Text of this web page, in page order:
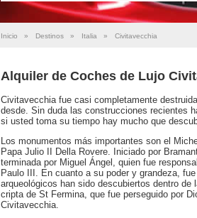
Inicio » Destinos » Italia » Civitavecchia
Alquiler de Coches de Lujo
Civitavecchia fue casi completamente
desde. Sin duda las construcciones recientes
si usted toma su tiempo hay mucho que
Los monumentos más importantes son el
Papa Julio II Della Rovere. Iniciado por
terminada por Miguel Ángel, quien fue
Paulo III. En cuanto a su poder y grandeza,
arqueológicos han sido descubiertos dentro
cripta de St Fermina, que fue perseguido por
Civitavecchia.